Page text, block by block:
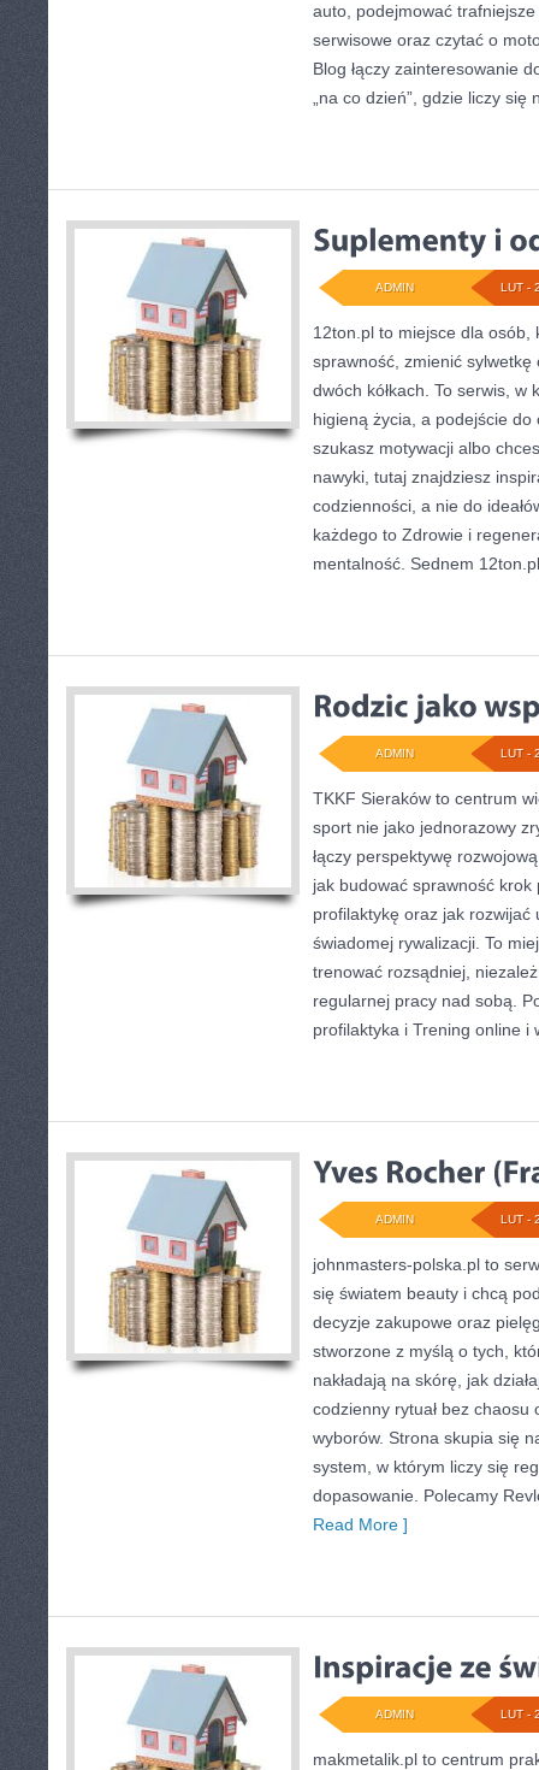
auto, podejmować
serwisowe oraz czytać o
Blog łączy zainteresowanie
„na co dzień”, gdzie liczy się
LUT -
ADMIN
12ton.pl to miejsce dla osób,
sprawność, zmienić
dwóch kółkach. To serwis, w
higieną życia, a podejście
szukasz motywacji albo
nawyki, tutaj znajdziesz
codzienności, a nie do
każdego to Zdrowie i
mentalność. Sednem
LUT -
ADMIN
TKKF Sieraków to centrum
sport nie jako jednorazowy
łączy perspektywę
jak budować sprawność
profilaktykę oraz jak rozwijać
świadomej rywalizacji. To
trenować rozsądniej,
regularnej pracy nad sobą.
profilaktyka i Trening online i
LUT -
ADMIN
johnmasters-polska.pl to
się światem beauty i chcą
decyzje zakupowe oraz
stworzone z myślą o tych,
nakładają na skórę, jak
codzienny rytuał bez
wyborów. Strona skupia się
system, w którym liczy się
dopasowanie. Polecamy
Read More ]
LUT -
ADMIN
makmetalik.pl to centrum